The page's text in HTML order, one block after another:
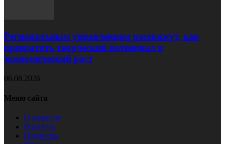
Региональным управленцам расскажут, как
превратить творческий потенциал в
экономический рост
06.08.2026
Меню сайта
О журнале
Издатель
Подписка